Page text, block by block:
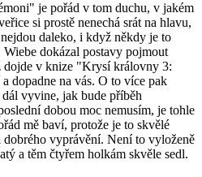
je pořád v tom duchu, v jakém
si prostě nenechá srát na hlavu,
daleko, i když někdy je to
dokázal postavy pojmout
dojde v knize "Krysí královny 3:
dopadne na vás. O to více pak
vyvine, jak bude příběh
dobou moc nemusím, je tohle
mě baví, protože je to skvělé
vyprávění. Není to vyloženě
a těm čtyřem holkám skvěle sedl.